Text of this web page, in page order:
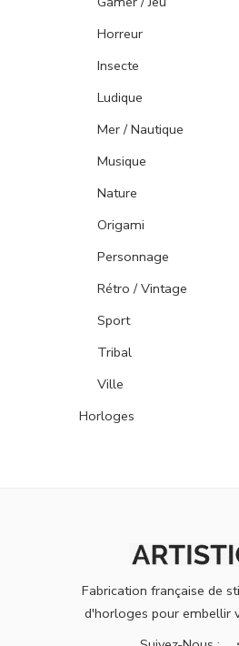
Horreur
Insecte
Ludique
Mer / Nautique
Musique
Nature
Origami
Personnage
Rétro / Vintage
Sport
Tribal
Ville
Horloges
Fabrication française de
d'horloges pour embellir